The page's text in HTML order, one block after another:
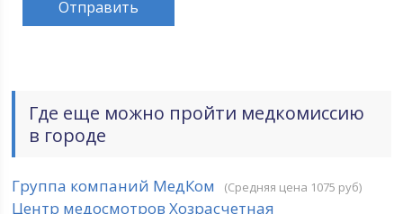
Где еще можно пройти медкомиссию
в городе
Группа компаний МедКом (Средняя цена 1075 руб)
Центр медосмотров Хозрасчетная